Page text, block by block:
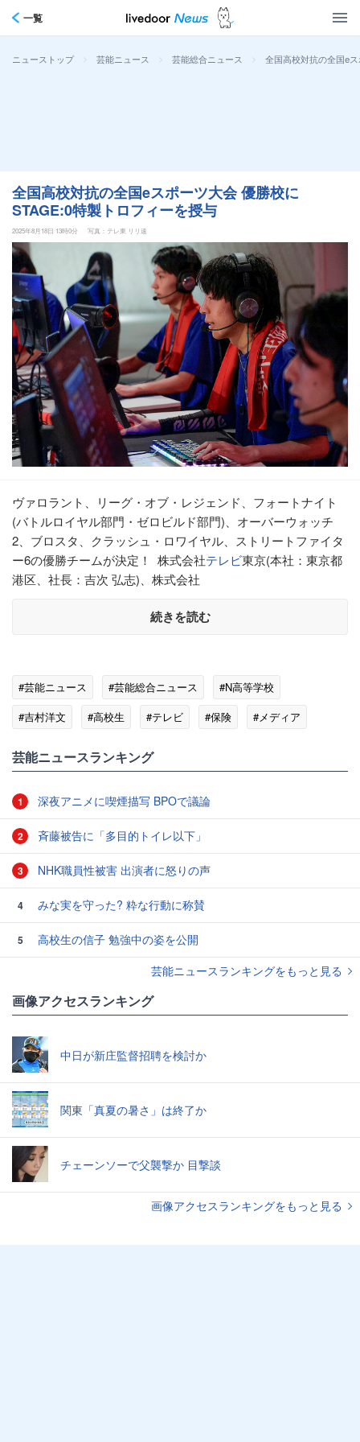
一覧
ニューストップ > 芸能ニュース > 芸能総合ニュース > 全国高校対抗の全国e
全国高校対抗の全国eスポーツ大会 優勝校に
STAGE:0特製トロフィーを授与
2025年8月18日 13時0分 写真：テレ東 リリ速
ヴァロラント、リーグ・オブ・レジェンド、フォートナイト
(バトルロイヤル部門・ゼロビルド部門)、オーバーウォッチ
2、ブロスタ、クラッシュ・ロワイヤル、ストリートファイタ
ー6の優勝チームが決定！ 株式会社テレビ東京(本社：東京都
港区、社長：吉次 弘志)、株式会社
続きを読む
#芸能ニュース #芸能総合ニュース
#N高等学校
#吉村洋文
#高校生 #テレビ #保険
#メディア
芸能ニュースランキング
1 深夜アニメに喫煙描写 BPOで議論
2 斉藤被告に「多目的トイレ以下」
3 NHK職員性被害 出演者に怒りの声
4 みな実を守った? 粋な行動に称賛
5
高校生の信子 勉強中の姿を公開
芸能ニュースランキングをもっと見る
画像アクセスランキング
中日が新庄監督招聘を検討か
関東「真夏の暑さ」は終了か
チェーンソーで父襲撃か 目撃談
画像アクセスランキングをもっと見る